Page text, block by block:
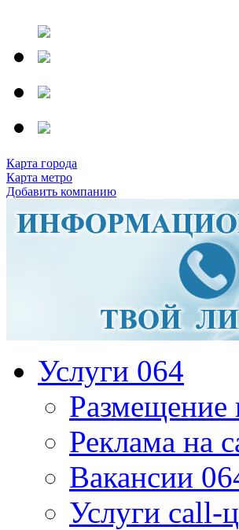
Карта города
Карта метро
Добавить компанию
Услуги 064
Размещение
Реклама на
Вакансии
Услуги call-